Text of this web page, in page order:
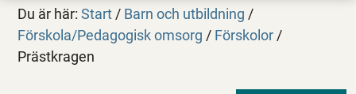
Du är här:Start / Barn och utbildning /
Förskola/Pedagogisk omsorg / Förskolor /
Prästkragen